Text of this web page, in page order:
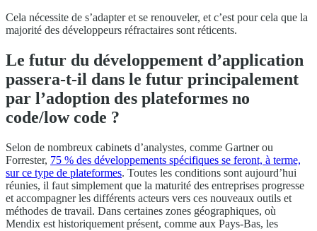
Cela nécessite de s’adapter et se renouveler, et c’est pour cela que la
majorité des développeurs réfractaires sont réticents.
Le futur du développement d’application
passera-t-il dans le futur principalement
par l’adoption des plateformes no
code/low code ?
Selon de nombreux cabinets d’analystes, comme Gartner ou
Forrester, 75 % des développements spécifiques se feront, à terme,
sur ce type de plateformes. Toutes les conditions sont aujourd’hui
réunies, il faut simplement que la maturité des entreprises progresse
et accompagner les différents acteurs vers ces nouveaux outils et
méthodes de travail. Dans certaines zones géographiques, où
Mendix est historiquement présent, comme aux Pays-Bas, les